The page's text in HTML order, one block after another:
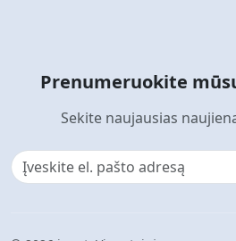
Prenumeruokite
Sekite naujausias